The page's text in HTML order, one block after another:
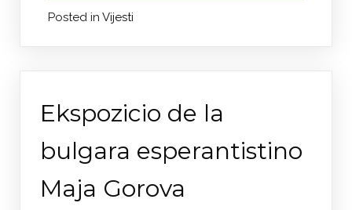
Posted in Vijesti
Ekspozicio de la
bulgara esperantistino
Maja Gorova